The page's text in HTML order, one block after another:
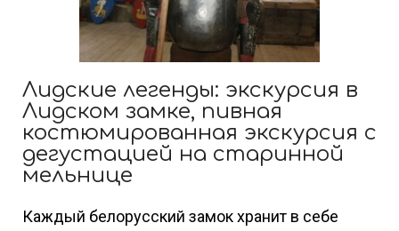
Лидские легенды: экскурсия в
Лидском замке, пивная
костюмированная экскурсия с
дегустацией на старинной
мельнице
Каждый белорусский замок хранит в себе